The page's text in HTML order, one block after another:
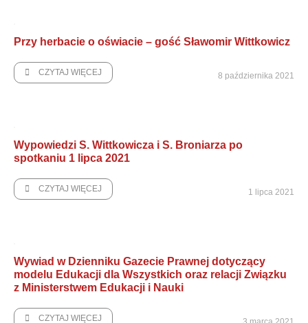
Przy herbacie o oświacie – gość Sławomir Wittkowicz
CZYTAJ WIĘCEJ 8 października 2021
Wypowiedzi S. Wittkowicza i S. Broniarza po
spotkaniu 1 lipca 2021
CZYTAJ WIĘCEJ 1 lipca 2021
Wywiad w Dzienniku Gazecie Prawnej dotyczący
modelu Edukacji dla Wszystkich oraz relacji Związku
z Ministerstwem Edukacji i Nauki
CZYTAJ WIĘCEJ